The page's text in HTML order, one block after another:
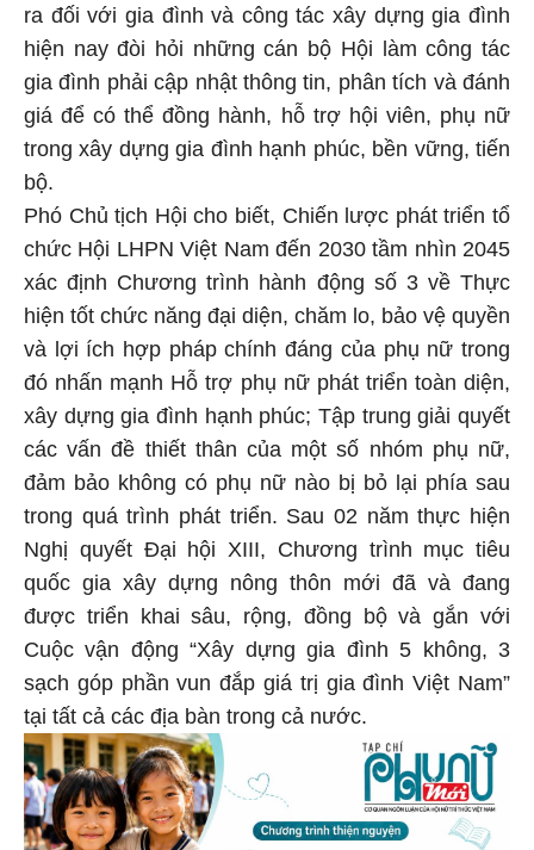
ra đối với gia đình và công tác xây dựng gia đình
hiện nay đòi hỏi những cán bộ Hội làm công tác
gia đình phải cập nhật thông tin, phân tích và đánh
giá để có thể đồng hành, hỗ trợ hội viên, phụ nữ
trong xây dựng gia đình hạnh phúc, bền vững, tiến
bộ.
Phó Chủ tịch Hội cho biết, Chiến lược phát triển tổ
chức Hội LHPN Việt Nam đến 2030 tầm nhìn 2045
xác định Chương trình hành động số 3 về Thực
hiện tốt chức năng đại diện, chăm lo, bảo vệ quyền
và lợi ích hợp pháp chính đáng của phụ nữ trong
đó nhấn mạnh Hỗ trợ phụ nữ phát triển toàn diện,
xây dựng gia đình hạnh phúc; Tập trung giải quyết
các vấn đề thiết thân của một số nhóm phụ nữ,
đảm bảo không có phụ nữ nào bị bỏ lại phía sau
trong quá trình phát triển. Sau 02 năm thực hiện
Nghị quyết Đại hội XIII, Chương trình mục tiêu
quốc gia xây dựng nông thôn mới đã và đang
được triển khai sâu, rộng, đồng bộ và gắn với
Cuộc vận động “Xây dựng gia đình 5 không, 3
sạch góp phần vun đắp giá trị gia đình Việt Nam”
tại tất cả các địa bàn trong cả nước.